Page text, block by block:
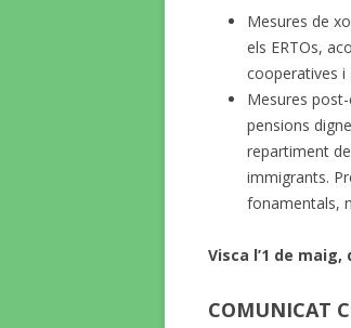
Mesures de
els ERTOs,
cooperatives
Mesures
pensions
repartiment
immigrants.
fonamentals,
Visca l’1 de
COMUNICAT